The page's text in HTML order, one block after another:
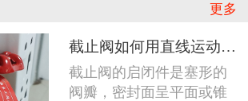
更多
截止阀如何用直线运动征服严苛工况
截止阀的启闭件是塞形的
阀瓣，密封面呈平面或锥